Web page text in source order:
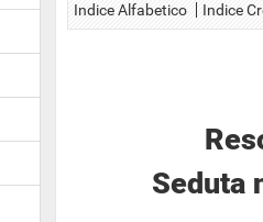
Indice Alfabetico Indice
Seduta